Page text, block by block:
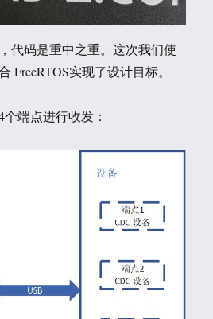
代码是重中之重。这次我们使
FreeRTOS实现了设计目标。
端点进行收发：